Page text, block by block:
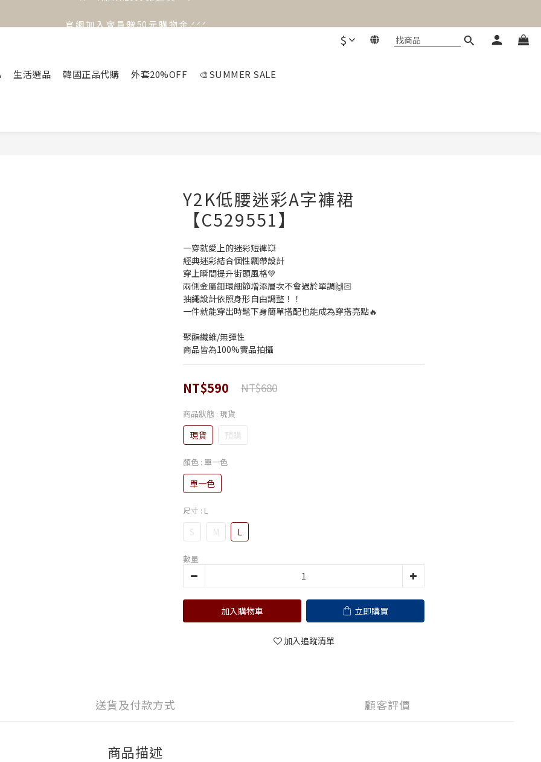
官 網 加 入 會 員 贈 50 元 購 物 金 .ᐟ.ᐟ.ᐟ
$
生活選品 韓國正品代購 外套20%OFF 🎨SUMMER SALE
Y2K低腰迷彩A字褲裙
【C529551】
一穿就愛上的迷彩短褲💥
經典迷彩結合個性飄帶設計
穿上瞬間提升街頭風格💚
兩側金屬釦環細節增添層次不會過於單調🙌🏻
抽繩設計依照身形自由調整！！
一件就能穿出時髦下身簡單搭配也能成為穿搭亮點🔥
聚酯纖維/無彈性
商品皆為100%實品拍攝
NT$590 NT$680
商品狀態 : 現貨
現貨 預購
顏色 : 單一色
單一色
尺寸 : L
S M L
數量
加入購物車 立即購買
加入追蹤清單
送貨及付款方式 顧客評價
商品描述